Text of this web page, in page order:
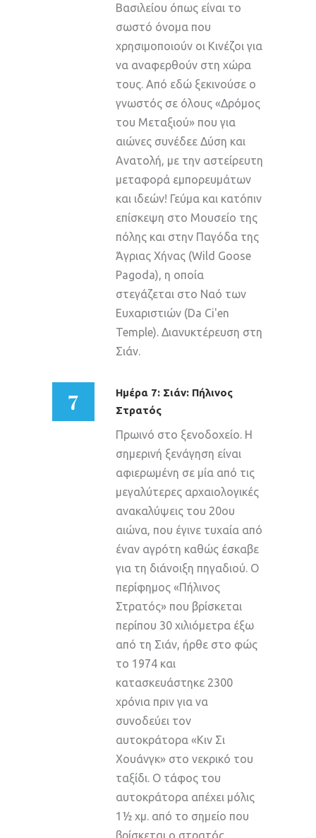
Βασιλείου όπως είναι το
σωστό όνομα που
χρησιμοποιούν οι Κινέζοι για
να αναφερθούν στη χώρα
τους. Από εδώ ξεκινούσε ο
γνωστός σε όλους «Δρόμος
του Μεταξιού» που για
αιώνες συνέδεε Δύση και
Ανατολή, με την αστείρευτη
μεταφορά εμπορευμάτων
και ιδεών! Γεύμα και κατόπιν
επίσκεψη στο Μουσείο της
πόλης και στην Παγόδα της
Άγριας Χήνας (Wild Goose
Pagoda), η οποία
στεγάζεται στο Ναό των
Ευχαριστιών (Da Ci'en
Temple). Διανυκτέρευση στη
Σιάν.
7
Ημέρα 7: Σιάν: Πήλινος
Στρατός
Πρωινό στο ξενοδοχείο. Η
σημερινή ξενάγηση είναι
αφιερωμένη σε μία από τις
μεγαλύτερες αρχαιολογικές
ανακαλύψεις του 20ου
αιώνα, που έγινε τυχαία από
έναν αγρότη καθώς έσκαβε
για τη διάνοιξη πηγαδιού. Ο
περίφημος «Πήλινος
Στρατός» που βρίσκεται
περίπου 30 χιλιόμετρα έξω
από τη Σιάν, ήρθε στο φώς
το 1974 και
κατασκευάστηκε 2300
χρόνια πριν για να
συνοδεύει τον
αυτοκράτορα «Κιν Σι
Χουάνγκ» στο νεκρικό του
ταξίδι. Ο τάφος του
αυτοκράτορα απέχει μόλις
1½ χμ. από το σημείο που
βρίσκεται ο στρατός,